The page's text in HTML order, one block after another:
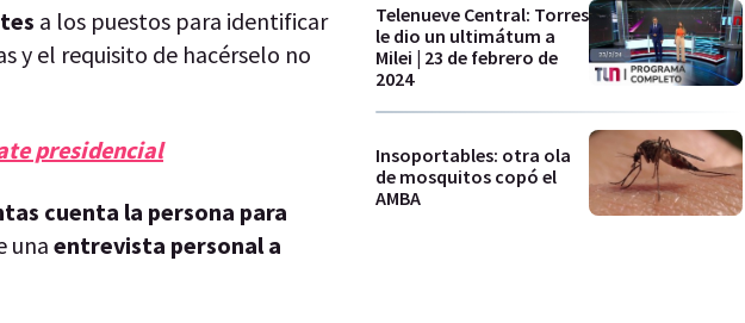
a los puestos para identificar
y el requisito de hacérselo no
presidencial
cuenta la persona para
una entrevista personal a
Telenueve Central: Torres
le dio un ultimátum a
Milei | 23 de febrero de
2024
Insoportables: otra ola
de mosquitos copó el
AMBA